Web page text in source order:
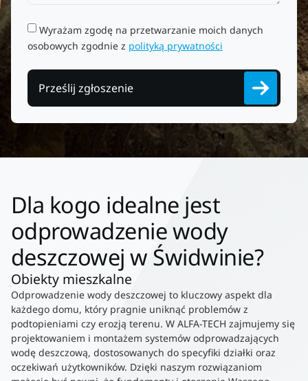
Wyrażam zgodę na przetwarzanie moich danych
osobowych zgodnie z polityką prywatności
Prześlij zgłoszenie
Dla kogo idealne jest
odprowadzenie wody
deszczowej w Świdwinie?
Obiekty mieszkalne
Odprowadzenie wody deszczowej to kluczowy aspekt dla
każdego domu, który pragnie uniknąć problemów z
podtopieniami czy erozją terenu. W ALFA-TECH zajmujemy się
projektowaniem i montażem systemów odprowadzających
wodę deszczową, dostosowanych do specyfiki działki oraz
oczekiwań użytkowników. Dzięki naszym rozwiązaniom